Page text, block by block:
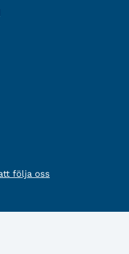
följa oss